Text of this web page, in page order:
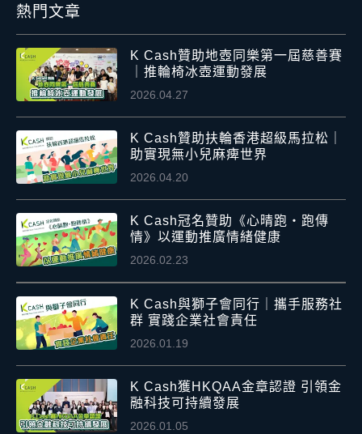
熱門文章
K Cash贊助地壺同樂第一屆慈善賽
｜推輪椅冰壺運動發展
2026.04.27
K Cash贊助扶輪香港超級馬拉松｜
助實現無小兒麻痺世界
2026.04.20
K Cash冠名贊助《心晴跑・跑傳
情》以運動推廣情緒健康
2026.02.23
K Cash與獅子會同行｜攜手服務社
群 實踐企業社會責任
2026.01.19
K Cash獲HKQAA金章認證 引領金
融科技可持續發展
2026.01.05